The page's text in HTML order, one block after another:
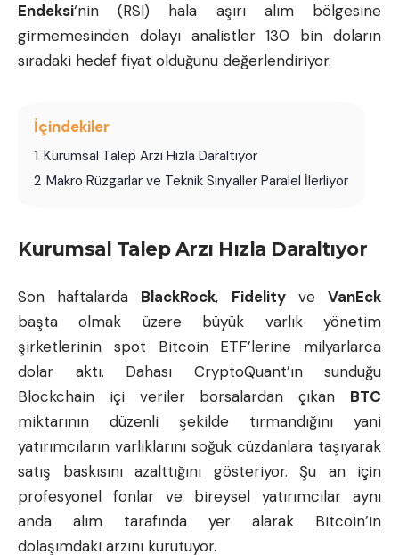
Endeksi‘nin (RSI) hala aşırı alım bölgesine
girmemesinden dolayı analistler 130 bin doların
sıradaki hedef fiyat olduğunu değerlendiriyor.
İçindekiler
1 Kurumsal Talep Arzı Hızla Daraltıyor
2 Makro Rüzgarlar ve Teknik Sinyaller Paralel İlerliyor
Kurumsal Talep Arzı Hızla Daraltıyor
Son haftalarda BlackRock, FidelityveVanEck
başta olmak üzere büyük varlık yönetim
şirketlerinin spot Bitcoin ETF’lerine milyarlarca
dolar aktı. Dahası CryptoQuant’ın sunduğu
Blockchain içi verilerborsalardan çıkan BTC
miktarının düzenli şekilde tırmandığını yani
yatırımcıların varlıklarını soğuk cüzdanlara taşıyarak
satış baskısını azalttığını gösteriyor. Şu an için
profesyonel fonlar ve bireysel yatırımcılar aynı
anda alım tarafında yer alarak Bitcoin’in
dolaşımdaki arzını kurutuyor.